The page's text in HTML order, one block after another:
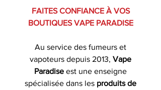
FAITES CONFIANCE À VOS
BOUTIQUES VAPE PARADISE
Au service des fumeurs et
vapoteurs depuis 2013, Vape
Paradise est une enseigne
spécialisée dans les produits de